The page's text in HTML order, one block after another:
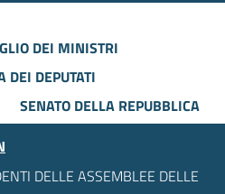
DEI MINISTRI
DEI DEPUTATI
SENATO DELLA REPUBBLICA
DELLE ASSEMBLEE DELLE